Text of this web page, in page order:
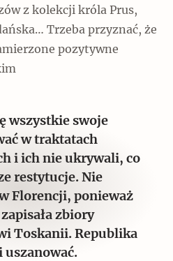
z kolekcji króla Prus,
Trzeba przyznać, że
pozytywne
wszystkie swoje
w traktatach
i ich nie ukrywali, co
restytucje. Nie
Florencji, ponieważ
zbiory
Toskanii. Republika
uszanować.